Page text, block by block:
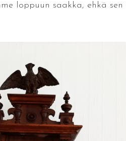
loppuun saakka, ehkä